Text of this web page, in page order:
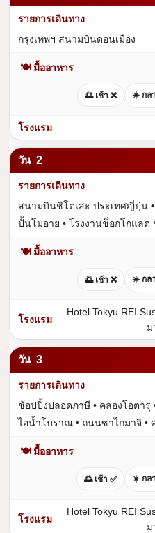
กรุงเทพฯ สนามบินดอนเมือง
🍽 มื้ออาหาร
🌅 เช้า ❌ ☀️ กล
2
สนามบินชิโตเสะ ประเทศญี่ปุ่น
ปั้นโมอาย • โรงงานช็อกโกแลต
🍽 มื้ออาหาร
🌅 เช้า ❌ ☀️ กล
Hotel Tokyu REI
ม
3
ช้อปปิ้งปลอดภาษี • คลองโอตา
ไอน้ำโบราณ • ถนนซาไกมาจิ •
🍽 มื้ออาหาร
🌅 เช้า ✅ ☀️ กล
Hotel Tokyu REI
ม